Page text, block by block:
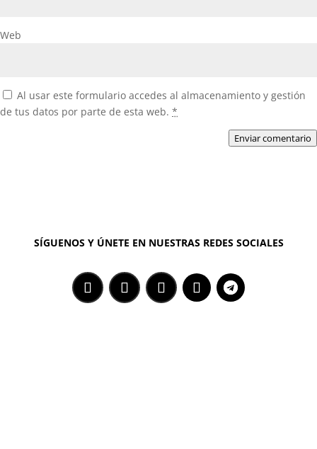
Web
Al usar este formulario accedes al almacenamiento y gestión
de tus datos por parte de esta web. *
Enviar comentario
SÍGUENOS Y ÚNETE EN NUESTRAS REDES SOCIALES